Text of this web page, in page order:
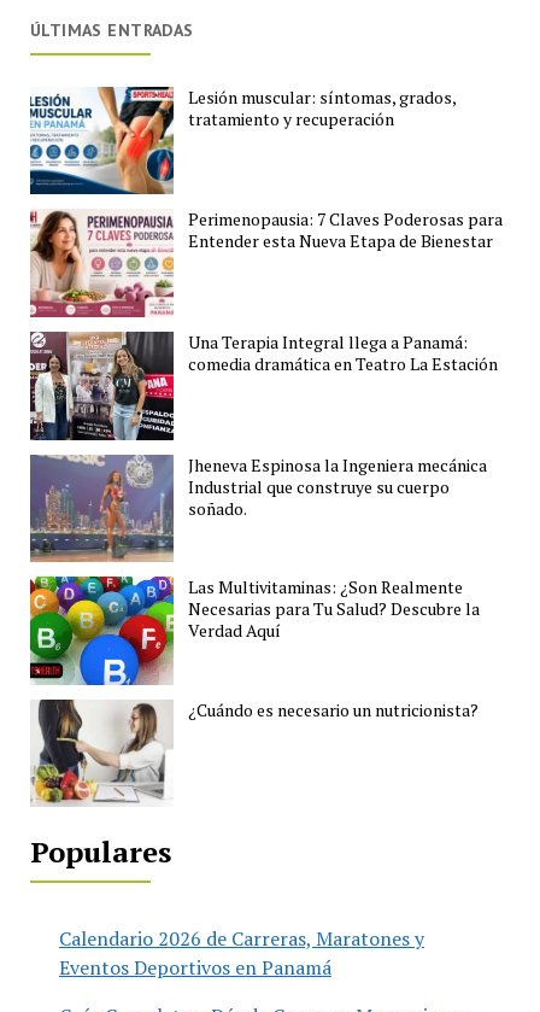
ÚLTIMAS ENTRADAS
Lesión muscular: síntomas, grados,
tratamiento y recuperación
Perimenopausia: 7 Claves Poderosas para
Entender esta Nueva Etapa de Bienestar
Una Terapia Integral llega a Panamá:
comedia dramática en Teatro La Estación
Jheneva Espinosa la Ingeniera mecánica
Industrial que construye su cuerpo
soñado.
Las Multivitaminas: ¿Son Realmente
Necesarias para Tu Salud? Descubre la
Verdad Aquí
¿Cuándo es necesario un nutricionista?
Populares
Calendario 2026 de Carreras, Maratones y
Eventos Deportivos en Panamá